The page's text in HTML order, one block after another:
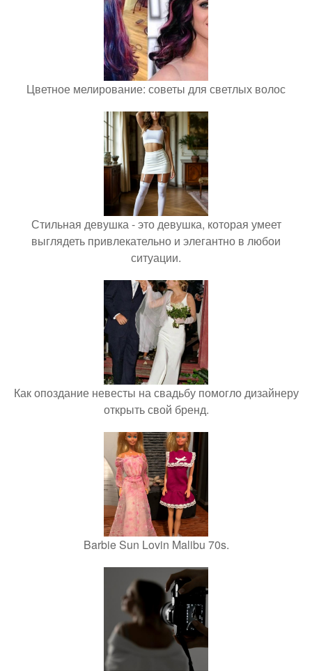
Цветное мелирование: советы для светлых волос
Стильная девушка - это девушка, которая умеет
выглядеть привлекательно и элегантно в любои
ситуации.
Как опоздание невесты на свадьбу помогло дизайнеру
открыть свой бренд.
Barbie Sun Lovin Malibu 70s.